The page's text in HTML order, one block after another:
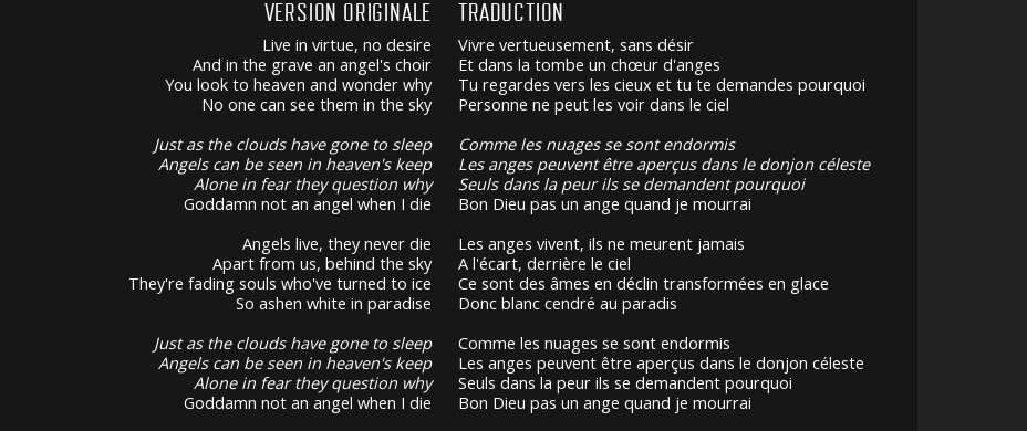
VERSION ORIGINALE
Live in virtue, no desire
And in the grave an angel's choir
You look to heaven and wonder why
No one can see them in the sky
Just as the clouds have gone to sleep
Angels can be seen in heaven's keep
Alone in fear they question why
Goddamn not an angel when I die
Angels live, they never die
Apart from us, behind the sky
They're fading souls who've turned to ice
So ashen white in paradise
Just as the clouds have gone to sleep
Angels can be seen in heaven's keep
Alone in fear they question why
Goddamn not an angel when I die
TRADUCTION
Vivre vertueusement, sans désir
Et dans la tombe un chœur d'anges
Tu regardes vers les cieux et tu te demandes pourquoi
Personne ne peut les voir dans le ciel
Comme les nuages se sont endormis
Les anges peuvent être aperçus dans le donjon céleste
Seuls dans la peur ils se demandent pourquoi
Bon Dieu pas un ange quand je mourrai
Les anges vivent, ils ne meurent jamais
A l'écart, derrière le ciel
Ce sont des âmes en déclin transformées en glace
Donc blanc cendré au paradis
Comme les nuages se sont endormis
Les anges peuvent être aperçus dans le donjon céleste
Seuls dans la peur ils se demandent pourquoi
Bon Dieu pas un ange quand je mourrai